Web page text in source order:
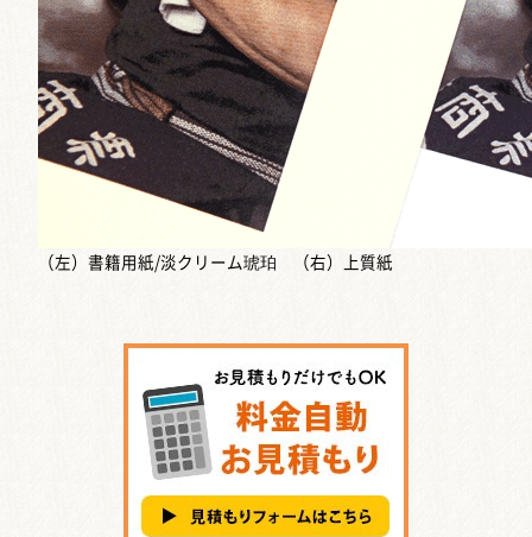
（左）書籍用紙/淡クリーム琥珀 （右）上質紙